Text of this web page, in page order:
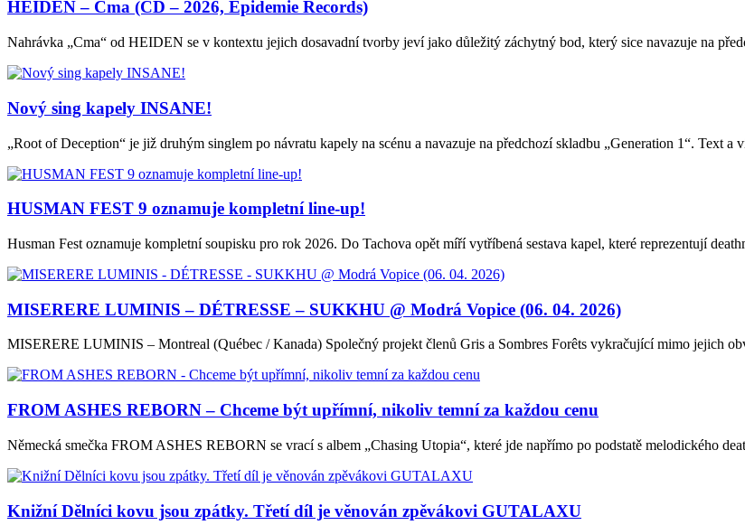
HEIDEN – Cma (CD – 2026, Epidemie Records)
Nahrávka „Cma“ od HEIDEN se v kontextu jejich dosavadní tvorby jeví jako důležitý záchytný bod, který sice navazuje na
Nový sing kapely INSANE!
„Root of Deception“ je již druhým singlem po návratu kapely na scénu a navazuje na předchozí skladbu „Generation 1“. Text a
HUSMAN FEST 9 oznamuje kompletní line-up!
Husman Fest oznamuje kompletní soupisku pro rok 2026. Do Tachova opět míří vytříbená sestava kapel, které reprezentují
MISERERE LUMINIS – DÉTRESSE – SUKKHU @ Modrá Vopice (06. 04. 2026)
MISERERE LUMINIS – Montreal (Québec / Kanada) Společný projekt členů Gris a Sombres Forêts vykračující mimo jejich
FROM ASHES REBORN – Chceme být upřímní, nikoliv temní za každou cenu
Německá smečka FROM ASHES REBORN se vrací s albem „Chasing Utopia“, které jde napřímo po podstatě melodického
Knižní Dělníci kovu jsou zpátky. Třetí díl je věnován zpěvákovi GUTALAXU